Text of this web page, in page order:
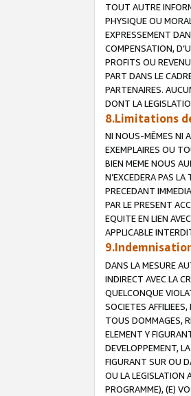
TOUT AUTRE
PHYSIQUE OU
EXPRESSEMENT
COMPENSATION,
PROFITS OU
PART DANS LE
PARTENAIRES.
DONT LA
8.Limitations
NI NOUS-MÊMES NI
EXEMPLAIRES OU
BIEN MEME NOUS
N’EXCEDERA PAS
PRECEDANT
PAR LE PRESENT
EQUITE EN LIEN
APPLICABLE
DANS LA MESURE
INDIRECT AVEC LA
QUELCONQUE
SOCIETES
TOUS DOMMAGES,
ELEMENT Y
DEVELOPPEMENT,
FIGURANT SUR OU
OU LA LEGISLATION
PROGRAMME), (E)